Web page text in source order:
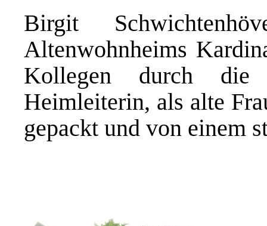
Birgit
Altenwohnheims
Kollegen durch
Heimleiterin, als alte
gepackt und von einem